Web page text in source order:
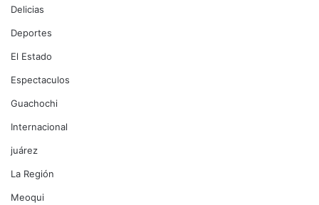
Delicias
Deportes
El Estado
Espectaculos
Guachochi
Internacional
juárez
La Región
Meoqui